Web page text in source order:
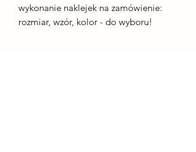
wykonanie naklejek na zamówienie:
rozmiar, wzór, kolor - do wyboru!